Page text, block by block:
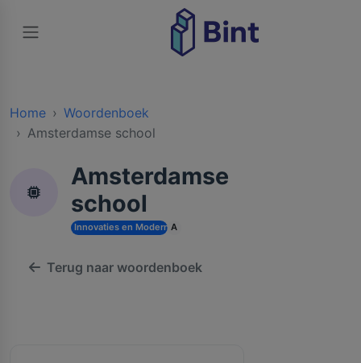
Home
Woordenboek
Amsterdamse school
Amsterdamse
school
Innovaties en Moderne Technologieën
A
Terug naar woordenboek